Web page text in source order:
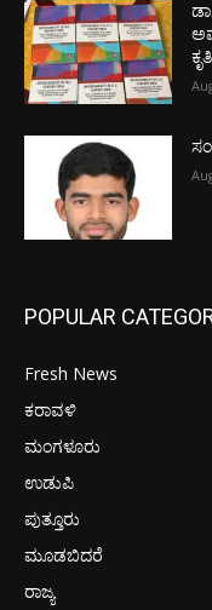
POPULAR
Fresh News
ಕರಾವಳಿ
ಮಂಗಳೂರು
ಉಡುಪಿ
ಪುತ್ತೂರು
ಮೂಡಬಿದರೆ
ರಾಜ್ಯ